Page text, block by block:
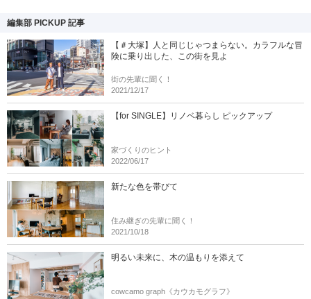
編集部 PICKUP 記事
【＃大塚】人と同じじゃつまらない。カラフルな冒
険に乗り出した、この街を見よ
街の先輩に聞く！
2021/12/17
【for SINGLE】リノベ暮らし ピックアップ
家づくりのヒント
2022/06/17
新たな色を帯びて
住み継ぎの先輩に聞く！
2021/10/18
明るい未来に、木の温もりを添えて
cowcamo graph《カウカモグラフ》